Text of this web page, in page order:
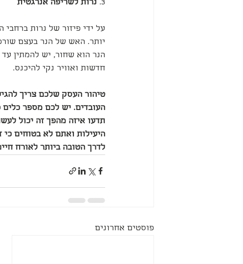
3. נרות לשריפה אנרגטית
על ידי פיזור של נרות
יותר. האש של הנר בעצם
הנר הוא שחור, יש להמתין
חדשות ואוויר נקי להיכנס.
טיהור העסק שלכם צריך
העובדים. יש לכם מספר כלים
תדעו איזה מהפך זה יכול
היעילות ואתם לא בטוחים
לדרך הטובה ביותר לאורח
פוסטים אחרונים